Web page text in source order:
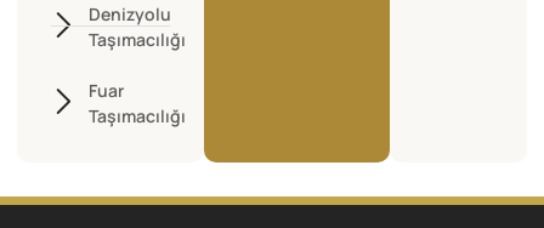
Denizyolu
Taşımacılığı
Fuar
Taşımacılığı